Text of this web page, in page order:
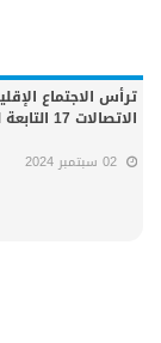
ترأس الاجتماع
الاتصالات 17 التابعة للاتحاد الدولي للاتصالات
02 سبتمبر 2024